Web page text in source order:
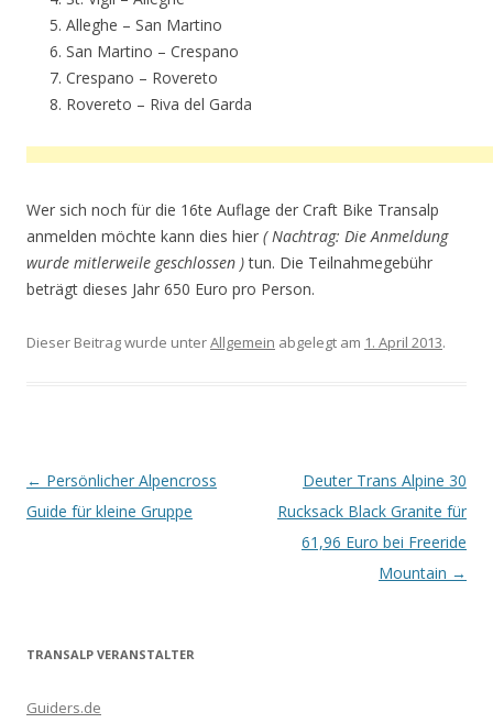
Alleghe – San Martino
San Martino – Crespano
Crespano – Rovereto
Rovereto – Riva del Garda
Wer sich noch für die 16te Auflage der Craft Bike Transalp
anmelden möchte kann dies hier ( Nachtrag: Die Anmeldung
wurde mitlerweile geschlossen )tun. Die Teilnahmegebühr
beträgt dieses Jahr 650 Euro pro Person.
Dieser Beitrag wurde unterAllgemein abgelegt am 1. April 2013.
Artikel-
Navigation
← Persönlicher Alpencross
Guide für kleine Gruppe
Deuter Trans Alpine 30
Rucksack Black Granite für
61,96 Euro bei Freeride
Mountain →
TRANSALP VERANSTALTER
Guiders.de